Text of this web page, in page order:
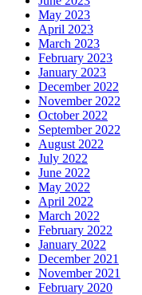
May 2023
April 2023
March 2023
February 2023
January 2023
December 2022
November 2022
October 2022
September 2022
August 2022
July 2022
June 2022
May 2022
April 2022
March 2022
February 2022
January 2022
December 2021
November 2021
February 2020